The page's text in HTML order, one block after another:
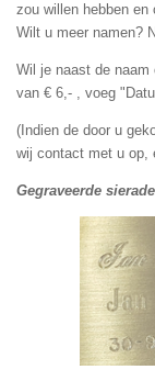
zou willen hebben
Wilt u meer namen?
Wil je naast de naam
van € 6,- , voeg
(Indien de door u
wij contact met u op,
Gegraveerde